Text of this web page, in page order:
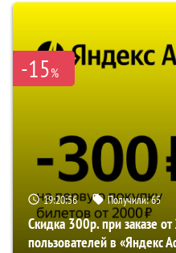
-15%
19:20:56 Получили:65
Скидка 300р. при заказе
пользователей в «Яндекс